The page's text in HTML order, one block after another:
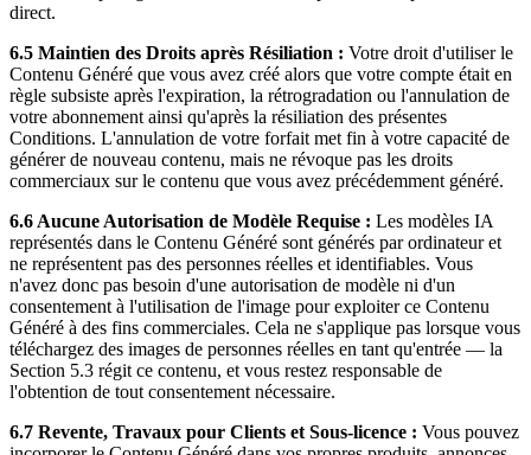
direct.
6.5 Maintien des Droits après Résiliation : Votre droit d'utiliser le
Contenu Généré que vous avez créé alors que votre compte était en
règle subsiste après l'expiration, la rétrogradation ou l'annulation de
votre abonnement ainsi qu'après la résiliation des présentes
Conditions. L'annulation de votre forfait met fin à votre capacité de
générer de nouveau contenu, mais ne révoque pas les droits
commerciaux sur le contenu que vous avez précédemment généré.
6.6 Aucune Autorisation de Modèle Requise : Les modèles IA
représentés dans le Contenu Généré sont générés par ordinateur et
ne représentent pas des personnes réelles et identifiables. Vous
n'avez donc pas besoin d'une autorisation de modèle ni d'un
consentement à l'utilisation de l'image pour exploiter ce Contenu
Généré à des fins commerciales. Cela ne s'applique pas lorsque vous
téléchargez des images de personnes réelles en tant qu'entrée — la
Section 5.3 régit ce contenu, et vous restez responsable de
l'obtention de tout consentement nécessaire.
6.7 Revente, Travaux pour Clients et Sous-licence : Vous pouvez